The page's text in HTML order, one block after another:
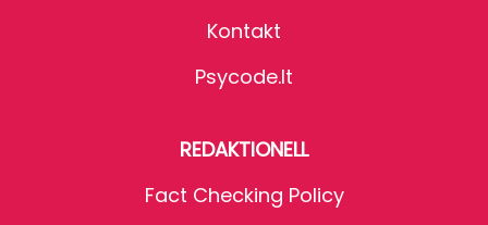
Kontakt
Psycode.it
REDAKTIONELL
Fact Checking Policy